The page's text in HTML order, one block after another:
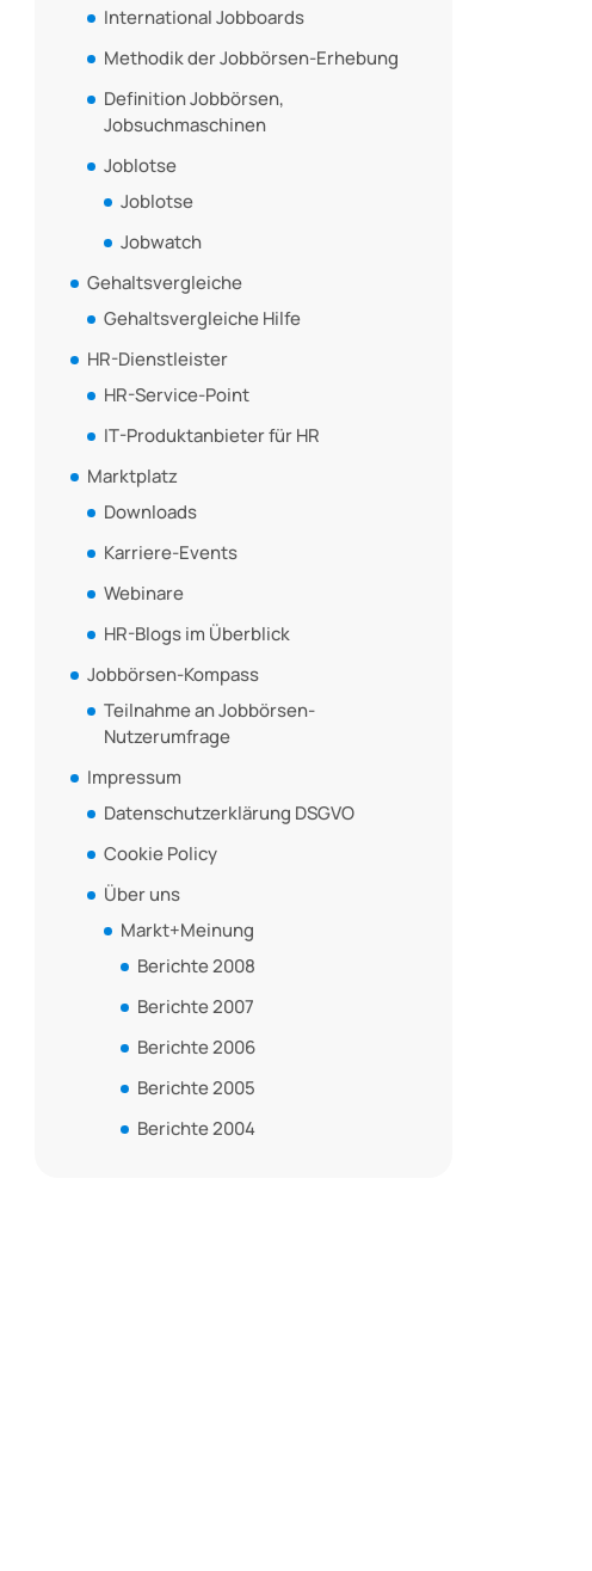
International Jobboards
Methodik der Jobbörsen-Erhebung
Definition Jobbörsen,
Jobsuchmaschinen
Joblotse
Joblotse
Jobwatch
Gehaltsvergleiche
Gehaltsvergleiche Hilfe
HR-Dienstleister
HR-Service-Point
IT-Produktanbieter für HR
Marktplatz
Downloads
Karriere-Events
Webinare
HR-Blogs im Überblick
Jobbörsen-Kompass
Teilnahme an Jobbörsen-
Nutzerumfrage
Impressum
Datenschutzerklärung DSGVO
Cookie Policy
Über uns
Markt+Meinung
Berichte 2008
Berichte 2007
Berichte 2006
Berichte 2005
Berichte 2004